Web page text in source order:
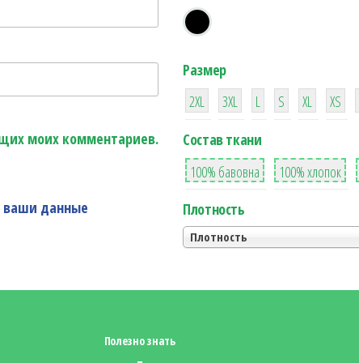
моих комментариев.
ваши данные
Размер
38
2XL
16
3XL
42
L
42
S
42
XL XS
Состав ткани
8
100% бавовна
36
100% хлопок
Плотность
Плотность
Полезно знать